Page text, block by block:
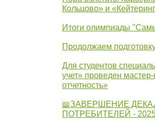
Кольцово» и
Итоги олимпиады
Продолжаем
Для студентов
учет» проведен
отчетность»
📖ЗАВЕРШЕНИЕ
ПОТРЕБИТЕЛЕЙ -